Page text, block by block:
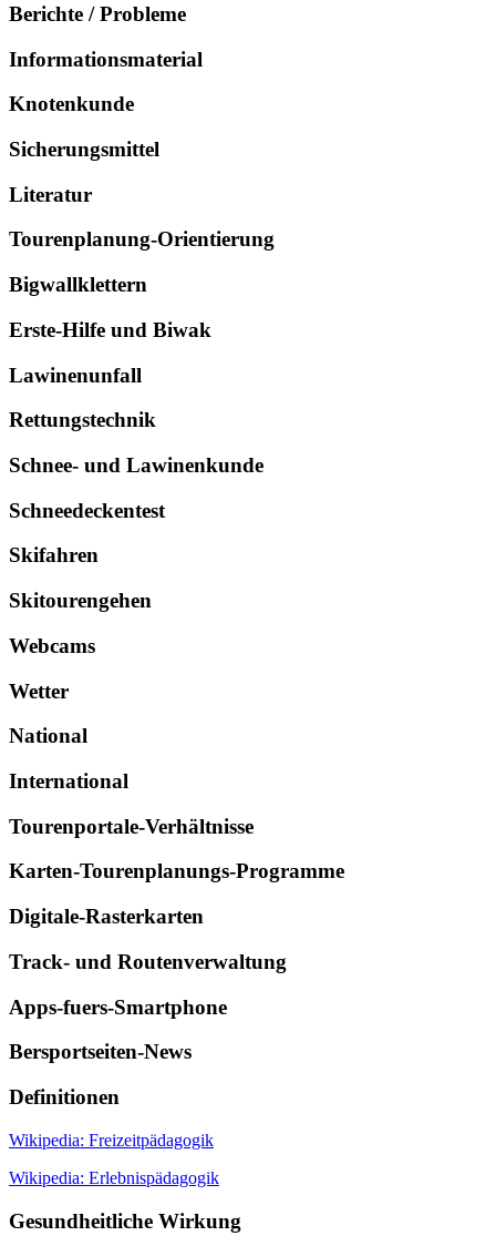
Berichte / Probleme
Informationsmaterial
Knotenkunde
Sicherungsmittel
Literatur
Tourenplanung-Orientierung
Bigwallklettern
Erste-Hilfe und Biwak
Lawinenunfall
Rettungstechnik
Schnee- und Lawinenkunde
Schneedeckentest
Skifahren
Skitourengehen
Webcams
Wetter
National
International
Tourenportale-Verhältnisse
Karten-Tourenplanungs-Programme
Digitale-Rasterkarten
Track- und Routenverwaltung
Apps-fuers-Smartphone
Bersportseiten-News
Definitionen
Wikipedia: Freizeitpädagogik
Wikipedia: Erlebnispädagogik
Gesundheitliche Wirkung